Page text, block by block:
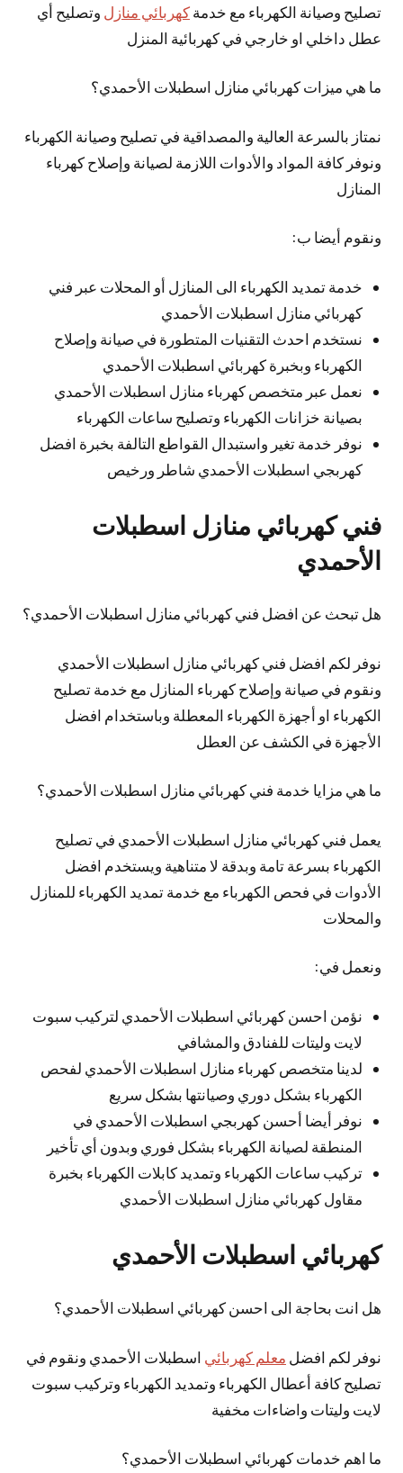
تصليح وصيانة الكهرباء مع خدمة كهربائي منازل وتصليح أي
عطل داخلي او خارجي في كهربائية المنزل
ما هي ميزات كهربائي منازل اسطبلات الأحمدي؟
نمتاز بالسرعة العالية والمصداقية في تصليح وصيانة الكهرباء
ونوفر كافة المواد والأدوات اللازمة لصيانة وإصلاح كهرباء
المنازل
ونقوم أيضا ب:
خدمة تمديد الكهرباء الى المنازل أو المحلات عبر فني
كهربائي منازل اسطبلات الأحمدي
نستخدم احدث التقنيات المتطورة في صيانة وإصلاح
الكهرباء وبخبرة كهربائي اسطبلات الأحمدي
نعمل عبر متخصص كهرباء منازل اسطبلات الأحمدي
بصيانة خزانات الكهرباء وتصليح ساعات الكهرباء
نوفر خدمة تغير واستبدال القواطع التالفة بخبرة افضل
كهربجي اسطبلات الأحمدي شاطر ورخيص
فني كهربائي منازل اسطبلات
الأحمدي
هل تبحث عن افضل فني كهربائي منازل اسطبلات الأحمدي؟
نوفر لكم افضل فني كهربائي منازل اسطبلات الأحمدي
ونقوم في صيانة وإصلاح كهرباء المنازل مع خدمة تصليح
الكهرباء او أجهزة الكهرباء المعطلة وباستخدام افضل
الأجهزة في الكشف عن العطل
ما هي مزايا خدمة فني كهربائي منازل اسطبلات الأحمدي؟
يعمل فني كهربائي منازل اسطبلات الأحمدي في تصليح
الكهرباء بسرعة تامة وبدقة لا متناهية ويستخدم افضل
الأدوات في فحص الكهرباء مع خدمة تمديد الكهرباء للمنازل
والمحلات
ونعمل في:
نؤمن احسن كهربائي اسطبلات الأحمدي لتركيب سبوت
لايت وليتات للفنادق والمشافي
لدينا متخصص كهرباء منازل اسطبلات الأحمدي لفحص
الكهرباء بشكل دوري وصيانتها بشكل سريع
نوفر أيضا أحسن كهربجي اسطبلات الأحمدي في
المنطقة لصيانة الكهرباء بشكل فوري وبدون أي تأخير
تركيب ساعات الكهرباء وتمديد كابلات الكهرباء بخبرة
مقاول كهربائي منازل اسطبلات الأحمدي
كهربائي اسطبلات الأحمدي
هل انت بحاجة الى احسن كهربائي اسطبلات الأحمدي؟
نوفر لكم افضل معلم كهربائي اسطبلات الأحمدي ونقوم في
تصليح كافة أعطال الكهرباء وتمديد الكهرباء وتركيب سبوت
لايت وليتات واضاءات مخفية
ما اهم خدمات كهربائي اسطبلات الأحمدي؟